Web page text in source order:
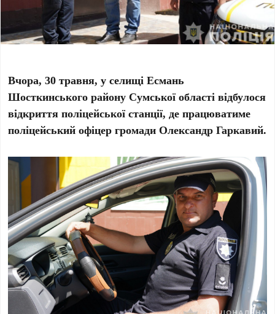
Вчора, 30 травня, у селищі Есмань
Шосткинського району Сумської області відбулося
відкриття поліцейської станції, де працюватиме
поліцейський офіцер громади Олександр Гаркавий.